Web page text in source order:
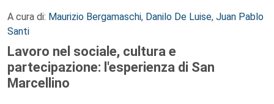
A cura di: Maurizio Bergamaschi, Danilo De Luise, Juan Pablo
Santi
Lavoro nel sociale, cultura e
partecipazione: l'esperienza di San
Marcellino